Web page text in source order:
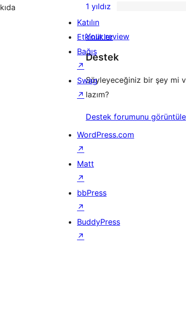
inceleme
yıldızlı
inceleme
2
yıldızlı
inceleme
1
yıldızlı
inceleme
1 yıldız
Your review
Destek
Söyleyeceğiniz bir şey mi
lazım?
Destek forumunu görüntüle
Katılın
Etkinlikler
Bağış
↗
Swag
↗
WordPress.com
↗
Matt
↗
bbPress
↗
BuddyPress
↗